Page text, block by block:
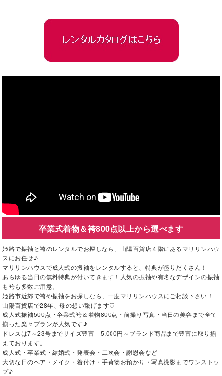
卒業式着物＆袴800点以上から選べます
姫路で振袖と袴のレンタルでお探しなら、山陽百貨店４階にあるマリリンハウ
スにお任せ♪
マリリンハウスで成人式の振袖をレンタルすると、特典が盛りだくさん！
あらゆる当日の無料特典が付いてきます！人気の振袖や有名なデザインの振袖
も袴も多数ご用意。
姫路市近郊で袴や振袖をお探しなら、一度マリリンハウスにご相談下さい！
山陽百貨店で28年、母の想い繋げます♡
成人式振袖500点・卒業式袴＆着物800点・前撮り写真・当日の美容まで全て
揃った楽々プランが人気です♪
ドレスは7～23号までサイズ豊富 5,000円～ブランド商品まで豊富に取り揃
えております。
成人式・卒業式・結婚式・発表会・二次会・謝恩会など
大切な日のヘア・メイク・着付け・手荷物お預かり・写真撮影までワンストッ
プ♪